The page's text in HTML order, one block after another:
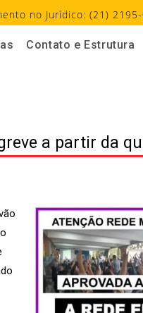
no Jurídico: (21)
Contato e Estrutura
a partir da